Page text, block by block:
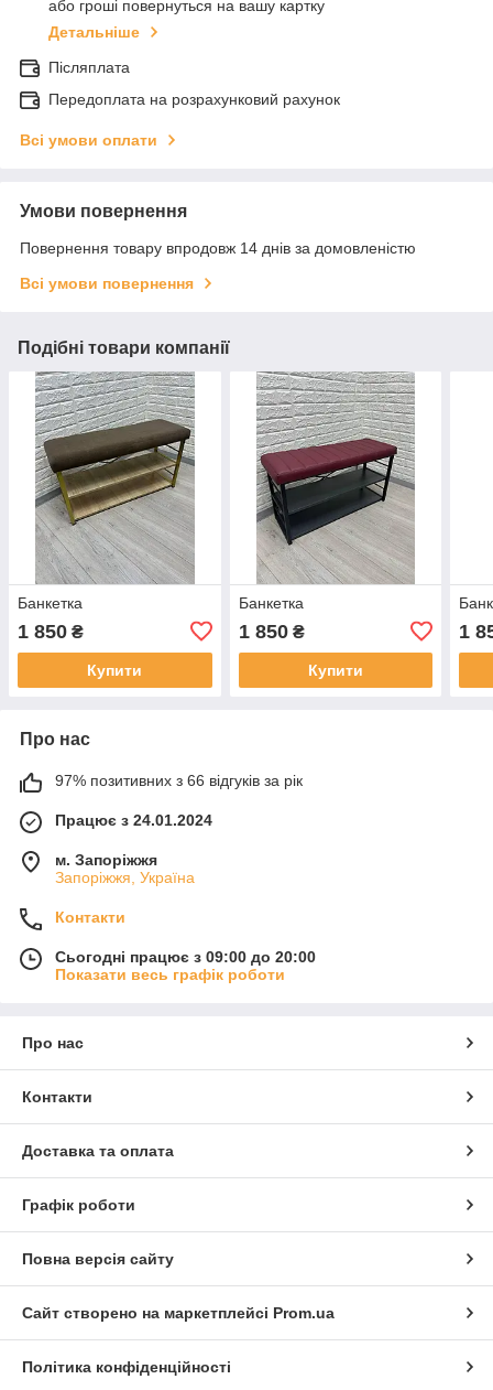
або гроші повернуться на вашу картку
Детальніше
Післяплата
Передоплата на розрахунковий рахунок
Всі умови оплати
Умови повернення
Повернення товару впродовж 14 днів за домовленістю
Всі умови повернення
Подібні товари компанії
Банкетка
1 850 ₴
Купити
Банкетка
1 850₴
Купити
1
Про нас
97% позитивних з 66 відгуків за рік
Працює з 24.01.2024
м. Запоріжжя
Запоріжжя, Україна
Контакти
Сьогодні працює з 09:00 до 20:00
Показати весь графік роботи
Про нас
Контакти
Доставка та оплата
Графік роботи
Повна версія сайту
Сайт створено на маркетплейсі Prom.ua
Політика конфіденційності